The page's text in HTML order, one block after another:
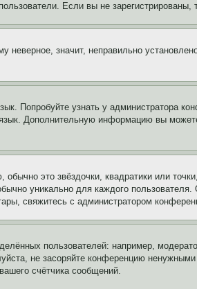
Если вы не
неверное, значит, неправильно
Попробуйте узнать у администратора
Дополнительную информацию вы
это звёздочки, квадратики или
уникально для каждого
свяжитесь с администратором
пользователей: например,
не засоряйте конференцию
счётчика сообщений.